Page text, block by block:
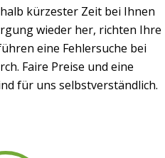
kürzester Zeit bei Ihnen
wieder her, richten Ihre
eine Fehlersuche bei
Faire Preise und eine
für uns selbstverständlich.